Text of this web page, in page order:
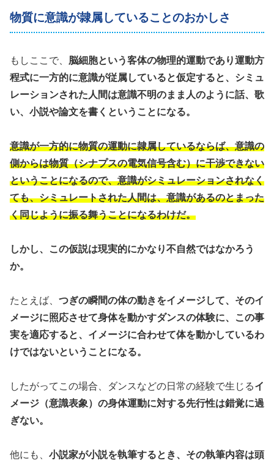
物質に意識が隷属していることのおかしさ
もしここで、 脳細胞という客体の物理的運動であり運動方
程式に一方的に意識が従属していると仮定すると、シミュ
レーションされた人間は意識不明のまま人のように話、歌
い、小説や論文を書くということになる。
意識が一方的に物質の運動に隷属しているならば、意識の
側からは物質（シナプスの電気信号含む）に干渉できない
ということになるので、意識がシミュレーションされなく
ても、シミュレートされた人間は、意識があるのとまった
く同じように振る舞うことになるわけだ。
しかし、この仮説は現実的にかなり不自然ではなかろう
か。
たとえば、 つぎの瞬間の体の動きをイメージして、そのイ
メージに照応させて身体を動かすダンスの体験に、この事
実を適応すると、イメージに合わせて体を動かしているわ
けではないということになる。
したがってこの場合、ダンスなどの日常の経験で生じるイ
メージ（意識表象）の身体運動に対する先行性は錯覚に過
ぎない。
他にも、 小説家が小説を執筆するとき、その執筆内容は頭